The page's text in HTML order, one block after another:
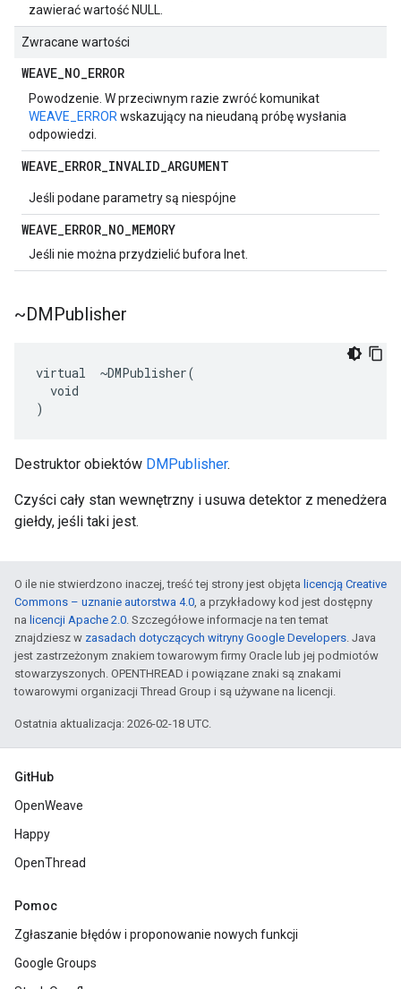
zawierać wartość NULL.
Zwracane wartości
WEAVE_NO_ERROR
Powodzenie. W przeciwnym razie zwróć komunikat
WEAVE_ERROR wskazujący na nieudaną próbę wysłania
odpowiedzi.
WEAVE_ERROR_INVALID_ARGUMENT
Jeśli podane parametry są niespójne
WEAVE_ERROR_NO_MEMORY
Jeśli nie można przydzielić bufora Inet.
~DMPublisher
virtual  ~DMPublisher(
  void
)
Destruktor obiektów DMPublisher.
Czyści cały stan wewnętrzny i usuwa detektor z menedżera
giełdy, jeśli taki jest.
O ile nie stwierdzono inaczej, treść tej strony jest objęta licencją Creative
Commons – uznanie autorstwa 4.0, a przykładowy kod jest dostępny
na licencji Apache 2.0. Szczegółowe informacje na ten temat
znajdziesz w zasadach dotyczących witryny Google Developers. Java
jest zastrzeżonym znakiem towarowym firmy Oracle lub jej podmiotów
stowarzyszonych. OPENTHREAD i powiązane znaki są znakami
towarowymi organizacji Thread Group i są używane na licencji.
Ostatnia aktualizacja: 2026-02-18 UTC.
GitHub
OpenWeave
Happy
OpenThread
Pomoc
Zgłaszanie błędów i proponowanie nowych funkcji
Google Groups